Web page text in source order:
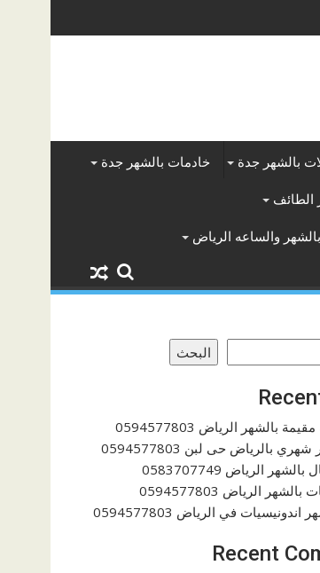
بالشهر جدة خادمات بالشهر جدة
الطائف
والساعه الرياض
البحث
بالشهر الرياض 0594577803
بالرياض حى لبن 0594577803
الرياض 0583707749
الرياض 0594577803
في الرياض 0594577803
Recent